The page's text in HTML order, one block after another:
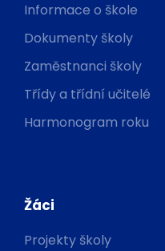
Informace o škole
Dokumenty školy
Zaměstnanci školy
Třídy a třídní učitelé
Harmonogram roku
Žáci
Projekty školy